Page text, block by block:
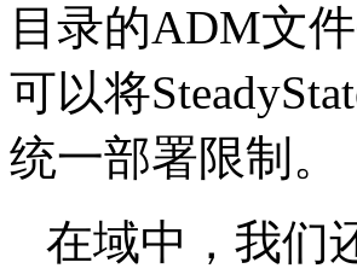
目录的ADM文
可以将
统一部署限制。
在域中，我们